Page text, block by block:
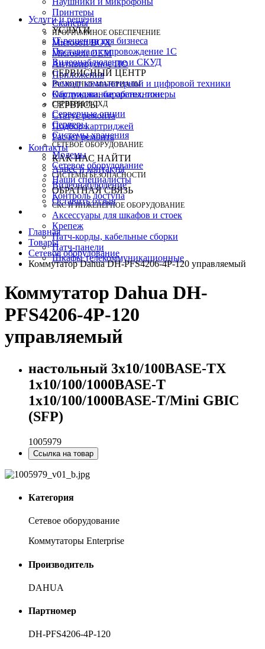
Принтеры
Сканеры
ПРОГРАММНОЕ ОБЕСПЕЧЕНИЕ
Microsoft BOX
Microsoft OEM
Антивирусное ПО
Приложения
РАСХОДНЫЕ МАТЕРИАЛЫ
Картриджи, барабаны, тонеры
СЕРВЕРЫ И СХД
Серверные опции
Серверы
Системы хранения
СЕТЕВОЕ ОБОРУДОВАНИЕ
Модемы
Сетевое оборудование
СИСТЕМЫ БЕЗОПАСНОСТИ
Видеонаблюдение
Контроль доступа
СКС И ИНЖЕНЕРНОЕ ОБОРУДОВАНИЕ
Аксессуары для шкафов и стоек
Крепеж
Патч-корды, кабельные сборки
Патч-панели
Шкафы телекоммуникационные
Услуги и решения
УСЛУГИ
IT-решения для бизнеса
Поставка и сопровождение 1C
Видеонаблюдение и СКУД
СЕРВИСНЫЙ ЦЕНТР
Ремонт компьютерной и цифровой техники
Обслуживание оргтехники
СЕРВИСЫ
Статус ремонта
Подбор картриджей
Расчет ремонта
Контакты
КАК НАС НАЙТИ
Адрес и контакты
Наши специалисты
ОБРАТНАЯ СВЯЗЬ
Оставить отзыв
Главная
Товары
Сетевое оборудование
Коммутатор Dahua DH-PFS4206-4P-120 управляемый
Коммутатор Dahua DH-
PFS4206-4P-120
управляемый
настольный 3x10/100BASE-TX
1x10/100/1000BASE-T
1x10/100/1000BASE-T/Mini GBIC
(SFP)
1005979
Ссылка на товар
Категория
Сетевое оборудование
Коммутаторы Enterprise
Производитель
DAHUA
Партномер
DH-PFS4206-4P-120